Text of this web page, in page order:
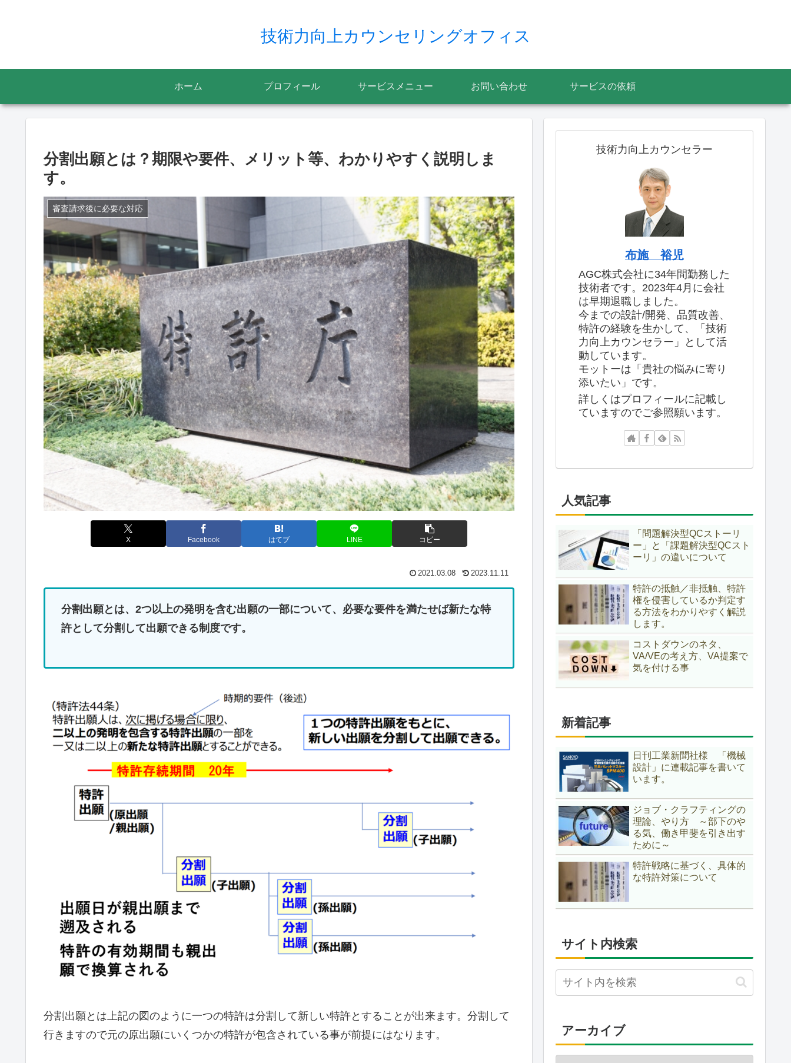
技術力向上カウンセリングオフィス
ホーム プロフィール サービスメニュー お問い合わせ サービスの依頼
分割出願とは？期限や要件、メリット等、わかりやすく説明しま
す。
審査請求後に必要な対応
X Facebook はてブ LINE コピー
2021.03.08 2023.11.11
分割出願とは、2つ以上の発明を含む出願の一部について、必要な要件を満たせば新たな特
許として分割して出願できる制度です。
分割出願とは上記の図のように一つの特許は分割して新しい特許とすることが出来ます。分割して
行きますので元の原出願にいくつかの特許が包含されている事が前提にはなります。
技術力向上カウンセラー
布施 裕児
AGC株式会社に34年間勤務した
技術者です。2023年4月に会社
は早期退職しました。
今までの設計/開発、品質改善、
特許の経験を生かして、「技術
力向上カウンセラー」として活
動しています。
モットーは「貴社の悩みに寄り
添いたい」です。
詳しくはプロフィールに記載し
ていますのでご参照願います。
人気記事
「問題解決型QCストーリ
ー」と「課題解決型QCスト
ーリ」の違いについて
特許の抵触／非抵触、特許
権を侵害しているか判定す
る方法をわかりやすく解説
します。
コストダウンのネタ、
VA/VEの考え方、VA提案で
気を付ける事
新着記事
日刊工業新聞社様 「機械
設計」に連載記事を書いて
います。
ジョブ・クラフティングの
理論、やり方 ～部下のや
る気、働き甲斐を引き出す
ために～
特許戦略に基づく、具体的
な特許対策について
サイト内検索
アーカイブ